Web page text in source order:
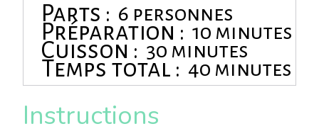
Parts : 6 personnes
Préparation : 10 minutes
Cuisson : 30 minutes
Temps total : 40 minutes
Instructions